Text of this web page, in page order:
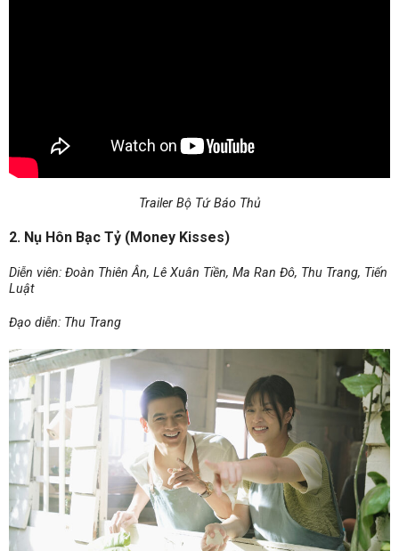
Trailer Bộ Tứ Báo Thủ
2. Nụ Hôn Bạc Tỷ (Money Kisses)
Diễn viên: Đoàn Thiên Ân, Lê Xuân Tiền, Ma Ran Đô, Thu Trang, Tiến
Luật
Đạo diễn: Thu Trang